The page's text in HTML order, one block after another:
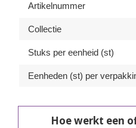
Artikelnummer
Collectie
Stuks per eenheid (st)
Eenheden (st) per
Hoe werkt een